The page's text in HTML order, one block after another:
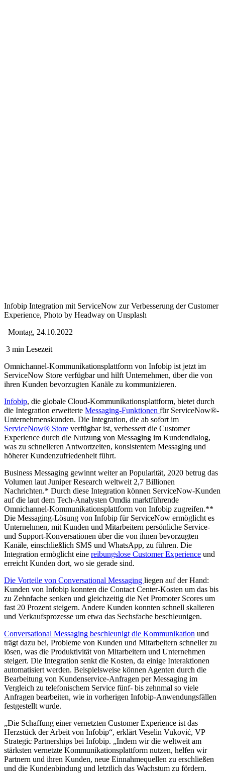
Infobip Integration mit ServiceNow zur Verbesserung der Customer
Experience, Photo by Headway on Unsplash
Montag, 24.10.2022
3 min Lesezeit
Omnichannel-Kommunikationsplattform von Infobip ist jetzt im
ServiceNow Store verfügbar und hilft Unternehmen, über die von
ihren Kunden bevorzugten Kanäle zu kommunizieren.
Infobip, die globale Cloud-Kommunikationsplattform, bietet durch
die Integration erweiterte Messaging-Funktionen für ServiceNow®-
Unternehmenskunden. Die Integration, die ab sofort im
ServiceNow® Store verfügbar ist, verbessert die Customer
Experience durch die Nutzung von Messaging im Kundendialog,
was zu schnelleren Antwortzeiten, konsistentem Messaging und
höherer Kundenzufriedenheit führt.
Business Messaging gewinnt weiter an Popularität, 2020 betrug das
Volumen laut Juniper Research weltweit 2,7 Billionen
Nachrichten.* Durch diese Integration können ServiceNow-Kunden
auf die laut dem Tech-Analysten Omdia marktführende
Omnichannel-Kommunikationsplattform von Infobip zugreifen.**
Die Messaging-Lösung von Infobip für ServiceNow ermöglicht es
Unternehmen, mit Kunden und Mitarbeitern persönliche Service-
und Support-Konversationen über die von ihnen bevorzugten
Kanäle, einschließlich SMS und WhatsApp, zu führen. Die
Integration ermöglicht eine reibungslose Customer Experience und
erreicht Kunden dort, wo sie gerade sind.
Die Vorteile von Conversational Messaging liegen auf der Hand:
Kunden von Infobip konnten die Contact Center-Kosten um das bis
zu Zehnfache senken und gleichzeitig die Net Promoter Scores um
fast 20 Prozent steigern. Andere Kunden konnten schnell skalieren
und Verkaufsprozesse um etwa das Sechsfache beschleunigen.
Conversational Messaging beschleunigt die Kommunikation und
trägt dazu bei, Probleme von Kunden und Mitarbeitern schneller zu
lösen, was die Produktivität von Mitarbeitern und Unternehmen
steigert. Die Integration senkt die Kosten, da einige Interaktionen
automatisiert werden. Beispielsweise können Agenten durch die
Bearbeitung von Kundenservice-Anfragen per Messaging im
Vergleich zu telefonischem Service fünf- bis zehnmal so viele
Anfragen bearbeiten, wie in vorherigen Infobip-Anwendungsfällen
festgestellt wurde.
„Die Schaffung einer vernetzten Customer Experience ist das
Herzstück der Arbeit von Infobip“, erklärt Veselin Vuković, VP
Strategic Partnerships bei Infobip. „Indem wir die weltweit am
stärksten vernetzte Kommunikationsplattform nutzen, helfen wir
Partnern und ihren Kunden, neue Einnahmequellen zu erschließen
und die Kundenbindung und letztlich das Wachstum zu fördern.